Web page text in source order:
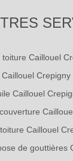
Caillouel
Crepigny
Caillouel
Caillouel
de gouttières